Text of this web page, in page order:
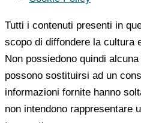
Tutti i contenuti presenti in
scopo di diffondere la cultura
Non possiedono quindi
possono sostituirsi ad un
informazioni fornite hanno
non intendono rappresentare